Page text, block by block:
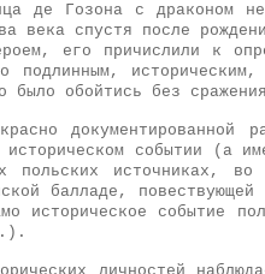
де Гозона с драконом
века спустя после
его причислили к
подлинным,
было обойтись без
документированной
историческом событии (а
источниках, во
балладе,
историческое событие